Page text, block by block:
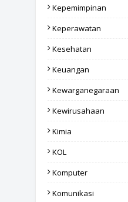
Kepemimpinan
Keperawatan
Kesehatan
Keuangan
Kewarganegaraan
Kewirusahaan
Kimia
KOL
Komputer
Komunikasi